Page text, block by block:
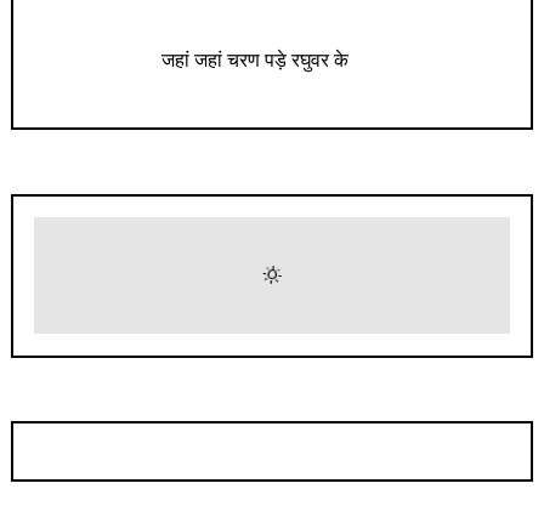
जहां जहां चरण पड़े रघुवर के